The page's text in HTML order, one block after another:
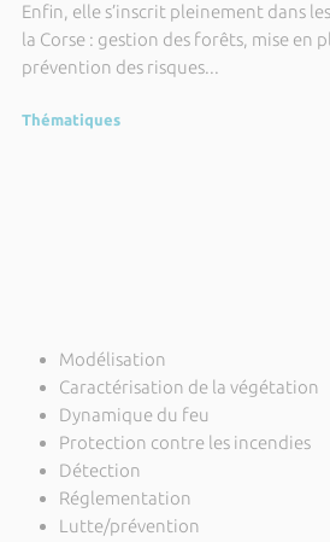
Enfin, elle s’inscrit pleinement dans
la Corse : gestion des forêts, mise en
prévention des risques...
Thématiques
Modélisation
Caractérisation de la végétation
Dynamique du feu
Protection contre les incendies
Détection
Réglementation
Lutte/prévention